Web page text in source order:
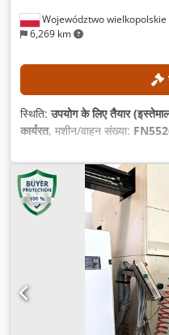
Województwo wielkopolskie
6,269 km
स्थिति:उपयोग के लिए तैयार
कार्यरत, मशीन/वाहन संख्या:
3,540
2,520 मिमी, उपकरण:साइडशिफ्ट,